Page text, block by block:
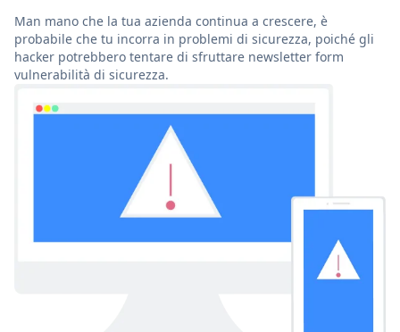
Man mano che la tua azienda continua a crescere, è
probabile che tu incorra in problemi di sicurezza, poiché gli
hacker potrebbero tentare di sfruttare newsletter form
vulnerabilità di sicurezza.